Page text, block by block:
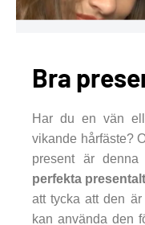
Bra
Har du en vän
vikande hårfäste?
present är
perfekta
att tycka att den
kan använda den